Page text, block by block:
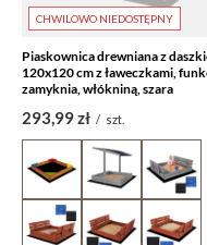
CHWILOWO NIEDOSTĘPNY
Piaskownica drewniana z
120x120 cm z ławeczkami,
zamyknia, włókniną, szara
293,99 zł / szt.